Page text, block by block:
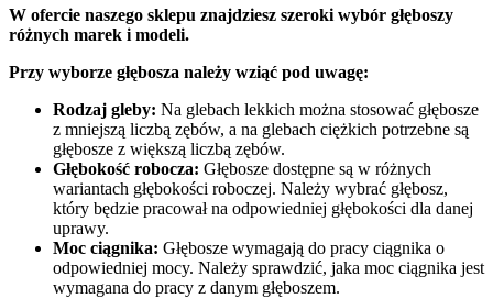
W ofercie naszego sklepu znajdziesz szeroki wybór głęboszy
różnych marek i modeli.
Przy wyborze głębosza należy wziąć pod uwagę:
Rodzaj gleby: Na glebach lekkich można stosować głębosze
z mniejszą liczbą zębów, a na glebach ciężkich potrzebne są
głębosze z większą liczbą zębów.
Głębokość robocza: Głębosze dostępne są w różnych
wariantach głębokości roboczej. Należy wybrać głębosz,
który będzie pracował na odpowiedniej głębokości dla danej
uprawy.
Moc ciągnika: Głębosze wymagają do pracy ciągnika o
odpowiedniej mocy. Należy sprawdzić, jaka moc ciągnika jest
wymagana do pracy z danym głęboszem.